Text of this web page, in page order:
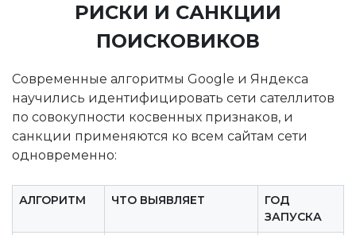
РИСКИ И САНКЦИИ
ПОИСКОВИКОВ
Современные алгоритмы Google и Яндекса
научились идентифицировать сети сателлитов
по совокупности косвенных признаков, и
санкции применяются ко всем сайтам сети
одновременно:
АЛГОРИТМ ЧТО ВЫЯВЛЯЕТ
ГОД
ЗАПУСКА